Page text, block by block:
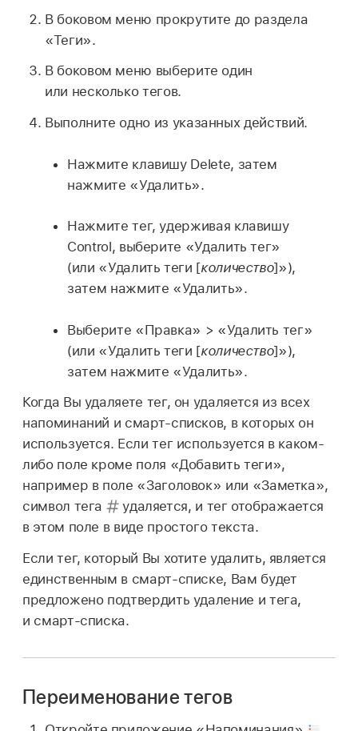
В боковом меню прокрутите до раздела
«Теги».
В боковом меню выберите один
или несколько тегов.
Выполните одно из указанных действий.
Нажмите клавишу Delete, затем
нажмите «Удалить».
Нажмите тег, удерживая клавишу
Control, выберите «Удалить тег»
(или «Удалить теги [количество]»),
затем нажмите «Удалить».
Выберите «Правка» > «Удалить тег»
(или «Удалить теги [количество]»),
затем нажмите «Удалить».
Когда Вы удаляете тег, он удаляется из всех
напоминаний и смарт-списков, в которых он
используется. Если тег используется в каком-
либо поле кроме поля «Добавить теги»,
например в поле «Заголовок» или «Заметка»,
символ тега
удаляется, и тег отображается
в этом поле в виде простого текста.
Если тег, который Вы хотите удалить, является
единственным в смарт-списке, Вам будет
предложено подтвердить удаление и тега,
и смарт-списка.
Переименование тегов